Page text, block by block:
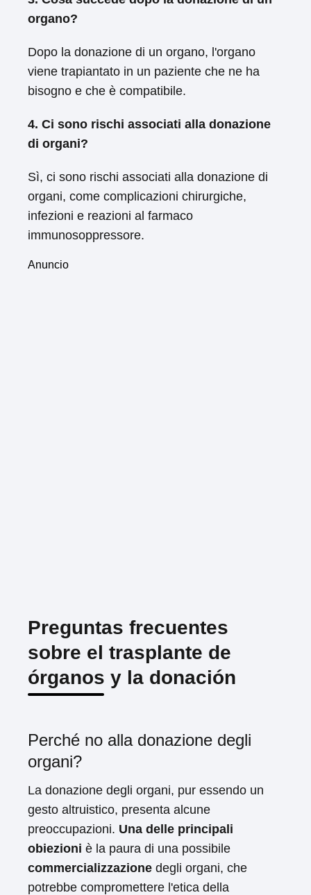
organo?
Dopo la donazione di un organo, l'organo
viene trapiantato in un paziente che ne ha
bisogno e che è compatibile.
4. Ci sono rischi associati alla donazione
di organi?
Sì, ci sono rischi associati alla donazione di
organi, come complicazioni chirurgiche,
infezioni e reazioni al farmaco
immunosoppressore.
Anuncio
Preguntas frecuentes
sobre el trasplante de
órganos y la donación
Perché no alla donazione degli
organi?
La donazione degli organi, pur essendo un
gesto altruistico, presenta alcune
preoccupazioni. Una delle principali
obiezioni è la paura di una possibile
commercializzazione degli organi, che
potrebbe compromettere l'etica della